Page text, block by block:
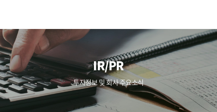
IR/PR
투자정보 및 회사 주요소식